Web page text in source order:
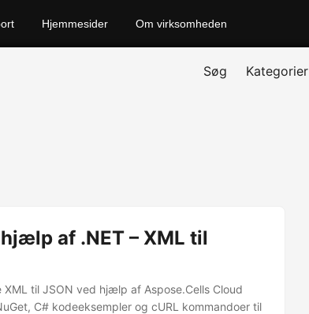
Hjemmesider Om virksomheden
Søg Kategorier
af .NET – XML til
til JSON ved hjælp af Aspose.Cells Cloud
C# kodeeksempler og cURL kommandoer til